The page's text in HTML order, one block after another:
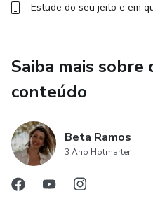
Estude do seu jeito e em
Saiba mais sobre
conteúdo
Beta Ramos
3 Ano Hotmarter